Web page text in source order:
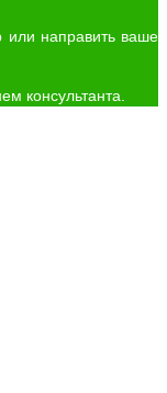
или направить ваше
консультанта.